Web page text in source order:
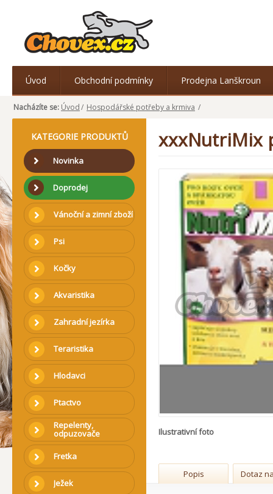
Úvod Obchodní podmínky Prodejna Lanškroun
Nacházíte se: Úvod/ Hospodářské potřeby a krmiva /
KATEGORIE PRODUKTŮ
Novinka
Doprodej
Vánoční a zimní zboží
Psi
Kočky
Akvaristika
Zahradní jezírka
Teraristika
Hlodavci
Ptactvo
Repelenty,
odpuzovače
Fretka
Ježek
xxxNutriMix
Ilustrativní foto
Popis Dotaz